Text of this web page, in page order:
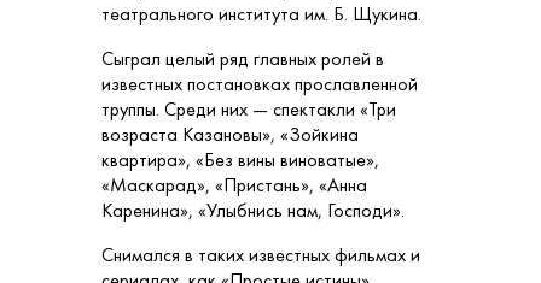
театрального института им. Б. Щукина.
Сыграл целый ряд главных ролей в
известных постановках прославленной
труппы. Среди них — спектакли «Три
возраста Казановы», «Зойкина
квартира», «Без вины виноватые»,
«Маскарад», «Пристань», «Анна
Каренина», «Улыбнись нам, Господи».
Снимался в таких известных фильмах и